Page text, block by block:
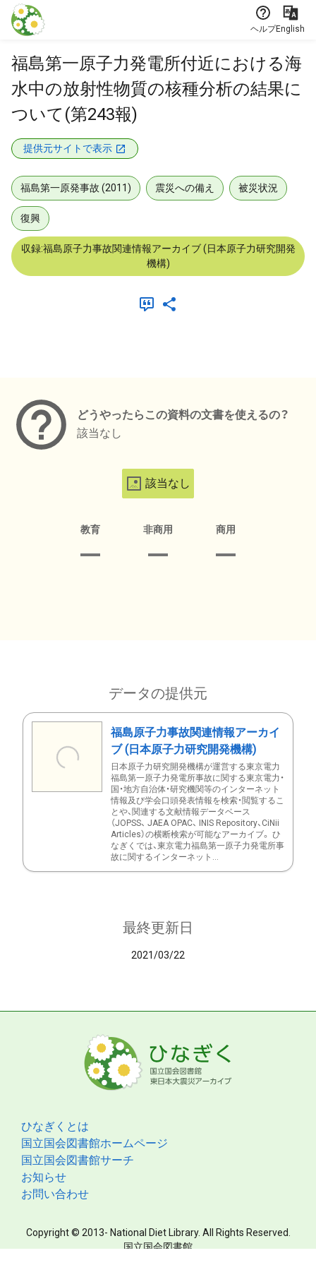
本文に飛ぶ
ヘルプEnglish
福島第一原子力発電所付近における海
水中の放射性物質の核種分析の結果に
ついて(第243報)
提供元サイトで表示
福島第一原発事故 (2011) 震災への備え 被災状況
復興
収録:福島原子力事故関連情報アーカイブ (日本原子力研究開発
機構)
どうやったらこの資料の文書を使えるの？
該当なし
該当なし
教育 非商用 商用
データの提供元
福島原子力事故関連情報アーカイ
ブ (日本原子力研究開発機構)
日本原子力研究開発機構が運営する東京電力
福島第一原子力発電所事故に関する東京電力・
国・地方自治体・研究機関等のインターネット
情報及び学会口頭発表情報を検索・閲覧するこ
とや、関連する文献情報データベース
（JOPSS、 JAEA OPAC、 INIS Repository、CiNii
Articles）の横断検索が可能なアーカイブ。 ひ
なぎくでは、東京電力福島第一原子力発電所事
故に関するインターネット...
最終更新日
2021/03/22
ひなぎくとは
国立国会図書館ホームページ
国立国会図書館サーチ
お知らせ
お問い合わせ
Copyright © 2013- National Diet Library. All Rights Reserved.